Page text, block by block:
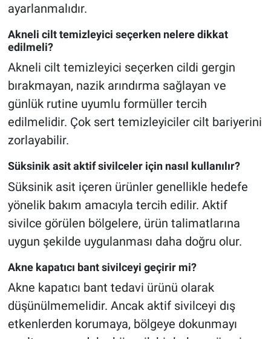
ayarlanmalıdır.
Akneli cilt temizleyici seçerken nelere dikkat
edilmeli?
Akneli cilt temizleyici seçerken cildi gergin
bırakmayan, nazik arındırma sağlayan ve
günlük rutine uyumlu formüller tercih
edilmelidir. Çok sert temizleyiciler cilt bariyerini
zorlayabilir.
Süksinik asit aktif sivilceler için nasıl kullanılır?
Süksinik asit içeren ürünler genellikle hedefe
yönelik bakım amacıyla tercih edilir. Aktif
sivilce görülen bölgelere, ürün talimatlarına
uygun şekilde uygulanması daha doğru olur.
Akne kapatıcı bant sivilceyi geçirir mi?
Akne kapatıcı bant tedavi ürünü olarak
düşünülmemelidir. Ancak aktif sivilceyi dış
etkenlerden korumaya, bölgeye dokunmayı